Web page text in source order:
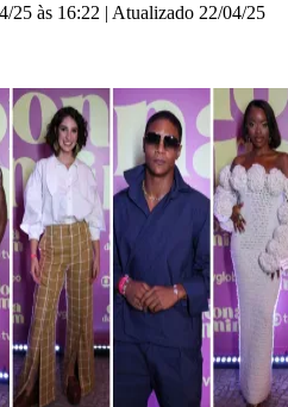
25 às 16:22 | Atualizado 22/04/25